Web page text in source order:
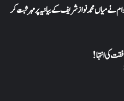
نے میاں محمد نواز شریف کے بیانیہ پر مہر ثبت کر
کی انتہا !